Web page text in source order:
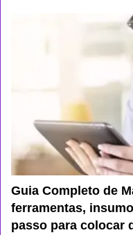
Guia Completo de
ferramentas,
passo para colocar